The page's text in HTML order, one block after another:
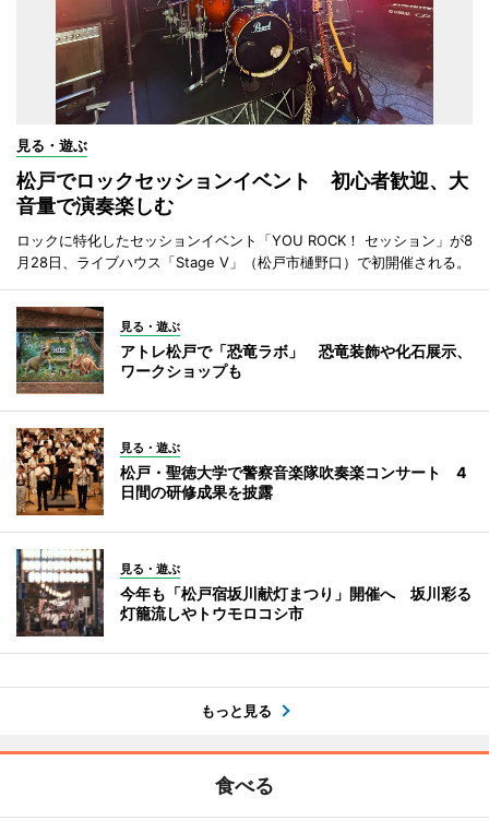
見る・遊ぶ
松戸でロックセッションイベント 初心者歓迎、大
音量で演奏楽しむ
ロックに特化したセッションイベント「YOU ROCK！ セッション」が8
月28日、ライブハウス「Stage V」（松戸市樋野口）で初開催される。
見る・遊ぶ
アトレ松戸で「恐竜ラボ」 恐竜装飾や化石展示、
ワークショップも
見る・遊ぶ
松戸・聖徳大学で警察音楽隊吹奏楽コンサート 4
日間の研修成果を披露
見る・遊ぶ
今年も「松戸宿坂川献灯まつり」開催へ 坂川彩る
灯籠流しやトウモロコシ市
もっと見る
食べる